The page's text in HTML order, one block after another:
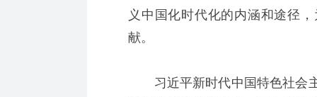
义中国化时代化的内涵和途径
献。
习近平新时代中国特色社会主